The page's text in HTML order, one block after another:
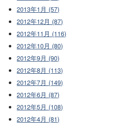
2013年1月 (57)
2012年12月 (87)
2012年11月 (116)
2012年10月 (80)
2012年9月 (90)
2012年8月 (113)
2012年7月 (149)
2012年6月 (87)
2012年5月 (108)
2012年4月 (81)